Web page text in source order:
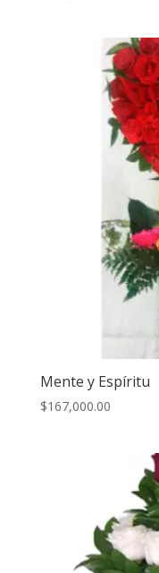
Mente y Espíritu
$167,000.00